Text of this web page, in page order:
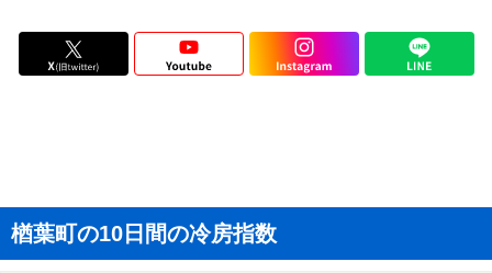
楢葉町の10日間の冷房指数